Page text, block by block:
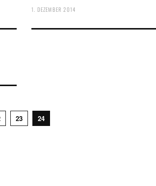
1. DEZEMBER 2014
23 24